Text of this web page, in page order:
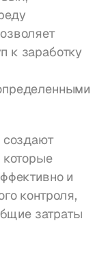
к заработку
создают
и
контроля,
затраты